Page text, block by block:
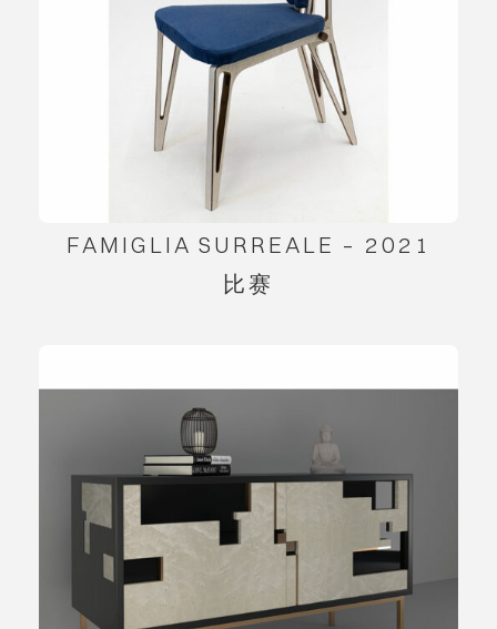
FAMIGLIA SURREALE – 2021
比赛